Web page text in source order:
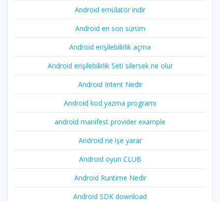
Android emülatör indir
Android en son sürüm
Android erişilebilirlik açma
Android erişilebilirlik Seti silersek ne olur
Android Intent Nedir
Android kod yazma programı
android manifest provider example
Android ne işe yarar
Android oyun CLUB
Android Runtime Nedir
Android SDK download